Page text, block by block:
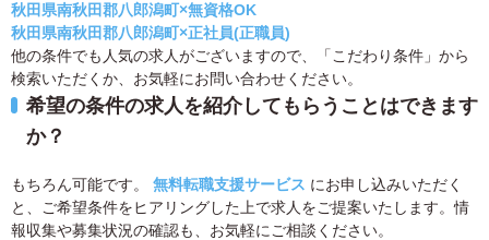
秋田県南秋田郡八郎潟町×無資格OK
秋田県南秋田郡八郎潟町×正社員(正職員)
他の条件でも人気の求人がございますので、「こだわり条件」から
検索いただくか、お気軽にお問い合わせください。
希望の条件の求人を紹介してもらうことはできます
か？
もちろん可能です。 無料転職支援サービス にお申し込みいただく
と、ご希望条件をヒアリングした上で求人をご提案いたします。情
報収集や募集状況の確認も、お気軽にご相談ください。